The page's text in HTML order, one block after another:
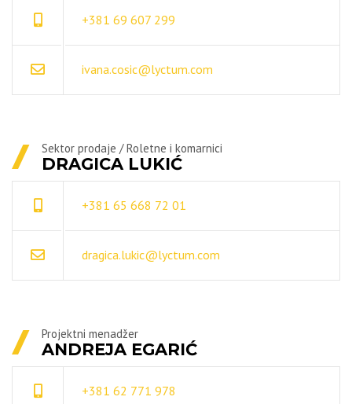
+381 69 607 299
ivana.cosic@lyctum.com
Sektor prodaje / Roletne i komarnici
DRAGICA LUKIĆ
+381 65 668 72 01
dragica.lukic@lyctum.com
Projektni menadžer
ANDREJA EGARIĆ
+381 62 771 978